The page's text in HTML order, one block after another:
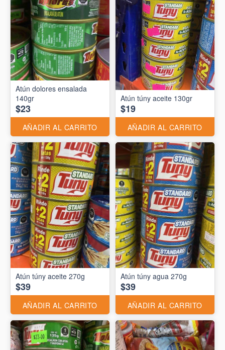
Atún dolores ensalada
140gr
$23
AÑADIR AL CARRITO
Atún túny aceite 130gr
$19
AÑADIR AL CARRITO
Atún túny aceite 270g
$39
AÑADIR AL CARRITO
Atún túny agua 270g
$39
AÑADIR AL CARRITO